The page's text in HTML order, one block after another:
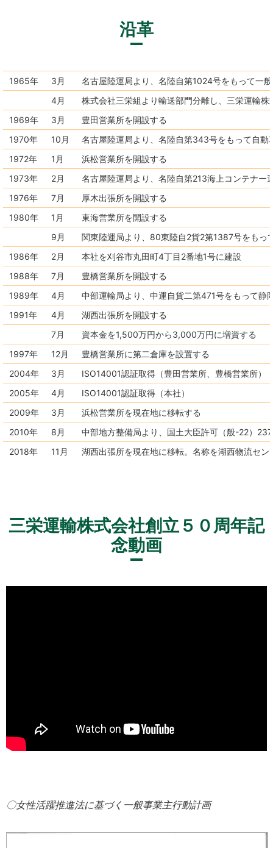
沿革
1965年 3月
名古屋陸運局より、名陸自第1024号をもって一
4月
株式会社三栄組より輸送部門分離し、三栄運輸
1969年
3月
豊田営業所を開設する
1970年
10月
名古屋陸運局より、名陸自第343号をもって自
1972年
1月
浜松営業所を開設する
1973年
2月
名古屋陸運局より、名陸自第213海上コンテナー
1976年
7月
厚木出張所を開設する
1980年
1月
東海営業所を開設する
9月
関東陸運局より、80東陸自2貨2第1387号をもっ
1986年
2月
本社を刈谷市丸田町4丁目2番地1号に建設
1988年
7月
豊橋営業所を開設する
1989年
4月
中部運輸局より、中運自貨二第471号をもって静
1991年
4月
湖西出張所を開設する
7月
資本金を1,500万円から3,000万円に増資する
1997年
12月
豊橋営業所に第二倉庫を設置する
2004年
3月
ISO14001認証取得（豊田営業所、豊橋営業所）
2005年
4月
ISO14001認証取得（本社）
2009年
3月
浜松営業所を現在地に移転する
2010年
8月
中部地方整備局より、国土大臣許可（般-22）
2018年
11月 湖西出張所を現在地に移転。名称を湖西物流セン
三栄運輸株式会社創立５０周年記
念動画
〇女性活躍推進法に基づく一般事業主行動計画